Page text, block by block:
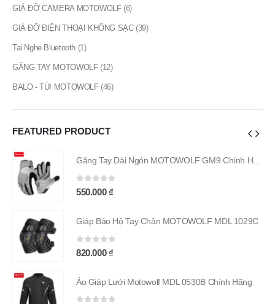
GIÁ ĐỠ CAMERA MOTOWOLF (6)
GIÁ ĐỠ ĐIỆN THOẠI KHÔNG SẠC (39)
Tai Nghe Bluetooth (1)
GĂNG TAY MOTOWOLF (12)
BALO - TÚI MOTOWOLF (46)
FEATURED PRODUCT
Găng Tay Dài Ngón MOTOWOLF GM9 Chính Hãng
0out of 5
550.000 ₫
Giáp Bảo Hộ Tay Chân MOTOWOLF MDL 1029C
0out of 5
820.000 ₫
Áo Giáp Lưới Motowolf MDL 0530B Chính Hãng